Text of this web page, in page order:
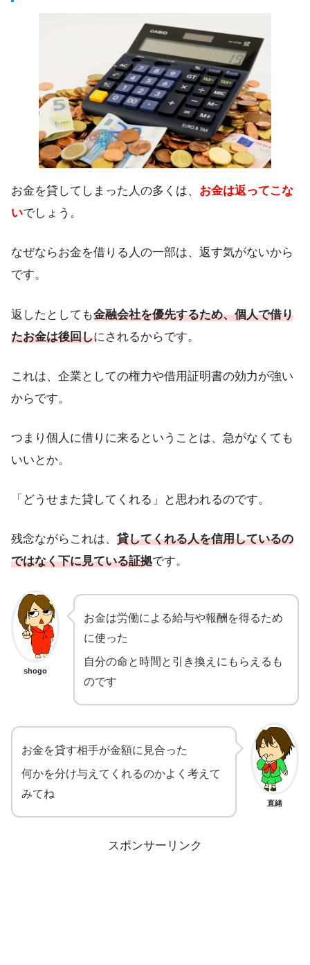
お金を貸してしまった人の多くは、 お金は返ってこな
いでしょう。
なぜならお金を借りる人の一部は、返す気がないから
です。
返したとしても金融会社を優先するため、個人で借り
たお金は後回しにされるからです。
これは、企業としての権力や借用証明書の効力が強い
からです。
つまり個人に借りに来るということは、急がなくても
いいとか。
「どうせまた貸してくれる」と思われるのです。
残念ながらこれは、 貸してくれる人を信用しているの
ではなく下に見ている証拠です。
shogo
お金は労働による給与や報酬を得るため
に使った
自分の命と時間と引き換えにもらえるも
のです
直緒
お金を貸す相手が金額に見合った
何かを分け与えてくれるのかよく考えて
みてね
スポンサーリンク